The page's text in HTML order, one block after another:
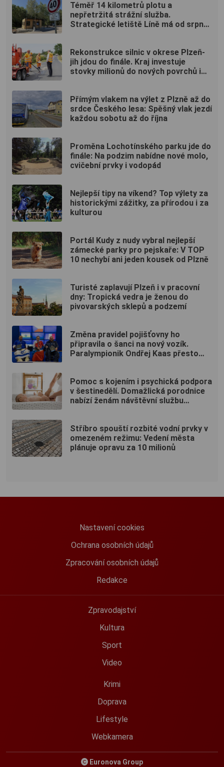
Téměř 14 kilometrů plotu a
nepřetržitá strážní služba.
Strategické letiště Líně má od srpna
Rekonstrukce silnic v okrese Plzeň-
jih jdou do finále. Kraj investuje
stovky milionů do nových povrchů i
Přímým vlakem na výlet z Plzně až do
srdce Českého lesa: Spěšný vlak jezdí
každou sobotu až do října
Proměna Lochotínského parku jde do
finále: Na podzim nabídne nové molo,
cvičební prvky i vodopád
Nejlepší tipy na víkend? Top výlety za
historickými zážitky, za přírodou i za
kulturou
Portál Kudy z nudy vybral nejlepší
zámecké parky pro pejskaře: V TOP
10 nechybí ani jeden kousek od Plzně
Turisté zaplavují Plzeň i v pracovní
dny: Tropická vedra je ženou do
pivovarských sklepů a podzemí
Změna pravidel pojišťovny ho
připravila o šanci na nový vozík.
Paralympionik Ondřej Kaas přesto
Pomoc s kojením i psychická podpora
v šestinedělí. Domažlická porodnice
nabízí ženám návštěvní službu
Stříbro spouští rozbité vodní prvky v
omezeném režimu: Vedení města
plánuje opravu za 10 milionů
Nastavení cookies
Ochrana osobních údajů
Zpracování osobních údajů
Redakce
Zpravodajství
Kultura
Sport
Video
Krimi
Doprava
Lifestyle
Webkamera
Euronova Group